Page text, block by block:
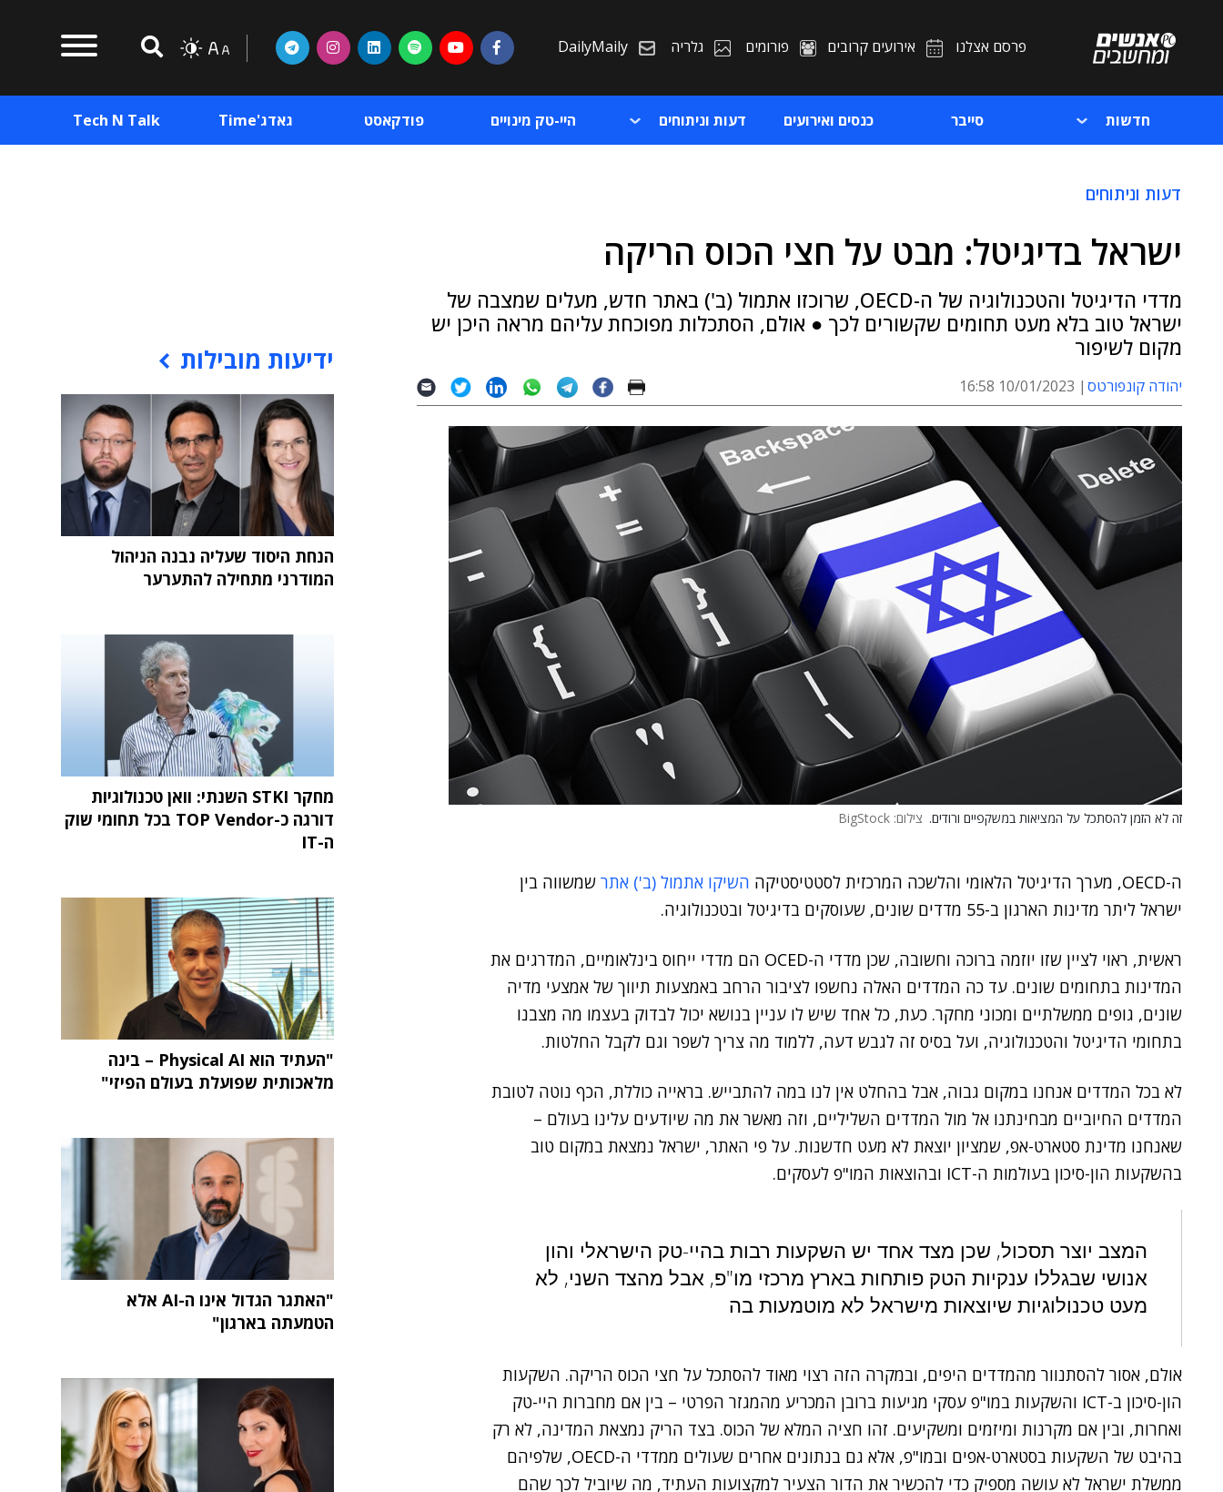
פרסם אצלנו אירועים קרובים פורומים גלריה DailyMaily
חדשות סייבר כנסים ואירועים דעות וניתוחים היי-טק מינויים פודקאסט גאדג'Time Tech N Talk
דעות וניתוחים
ישראל בדיגיטל: מבט על חצי הכוס הריקה
מדדי הדיגיטל והטכנולוגיה של ה-OECD, שרוכזו אתמול (ב') באתר חדש, מעלים שמצבה של
ישראל טוב בלא מעט תחומים שקשורים לכך ● אולם, הסתכלות מפוכחת עליהם מראה היכן יש
מקום לשיפור
יהודה קונפורטס 10/01/2023 16:58
זה לא הזמן להסתכל על המציאות במשקפיים ורודים. צילום: BigStock
ה-OECD, מערך הדיגיטל הלאומי והלשכה המרכזית לסטטיסטיקה השיקו אתמול (ב') אתר שמשווה בין
ישראל ליתר מדינות הארגון ב-55 מדדים שונים, שעוסקים בדיגיטל ובטכנולוגיה.
ראשית, ראוי לציין שזו יוזמה ברוכה וחשובה, שכן מדדי ה-OCED הם מדדי ייחוס בינלאומיים, המדרגים את
המדינות בתחומים שונים. עד כה המדדים האלה נחשפו לציבור הרחב באמצעות תיווך של אמצעי מדיה
שונים, גופים ממשלתיים ומכוני מחקר. כעת, כל אחד שיש לו עניין בנושא יכול לבדוק בעצמו מה מצבנו
בתחומי הדיגיטל והטכנולוגיה, ועל בסיס זה לגבש דעה, ללמוד מה צריך לשפר וגם לקבל החלטות.
לא בכל המדדים אנחנו במקום גבוה, אבל בהחלט אין לנו במה להתבייש. בראייה כוללת, הכף נוטה לטובת
המדדים החיוביים מבחינתנו אל מול המדדים השליליים, וזה מאשר את מה שיודעים עלינו בעולם –
שאנחנו מדינת סטארט-אפ, שמציון יוצאת לא מעט חדשנות. על פי האתר, ישראל נמצאת במקום טוב
בהשקעות הון-סיכון בעולמות ה-ICT ובהוצאות המו"פ לעסקים.
המצב יוצר תסכול, שכן מצד אחד יש השקעות רבות בהיי-טק הישראלי והון
אנושי שבגללו ענקיות הטק פותחות בארץ מרכזי מו"פ, אבל מהצד השני, לא
מעט טכנולוגיות שיוצאות מישראל לא מוטמעות בה
אולם, אסור להסתנוור מהמדדים היפים, ובמקרה הזה רצוי מאוד להסתכל על חצי הכוס הריקה. השקעות
הון-סיכון ב-ICT והשקעות במו"פ עסקי מגיעות ברובן המכריע מהמגזר הפרטי – בין אם מחברות היי-טק
ואחרות, ובין אם מקרנות ומיזמים ומשקיעים. זהו חציה המלא של הכוס. בצד הריק נמצאת המדינה, לא רק
בהיבט של השקעות בסטארט-אפים ובמו"פ, אלא גם בנתונים אחרים שעולים ממדדי ה-OECD, שלפיהם
ממשלת ישראל לא עושה מספיק כדי להכשיר את הדור הצעיר למקצועות העתיד, מה שיוביל לכך שהם
ידיעות מובילות
הנחת היסוד שעליה נבנה הניהול
המודרני מתחילה להתערער
מחקר STKI השנתי: וואן טכנולוגיות
דורגה כ-TOP Vendor בכל תחומי שוק
ה-IT
"העתיד הוא Physical AI – בינה
מלאכותית שפועלת בעולם הפיזי"
"האתגר הגדול אינו ה-AI אלא
הטמעתה בארגון"